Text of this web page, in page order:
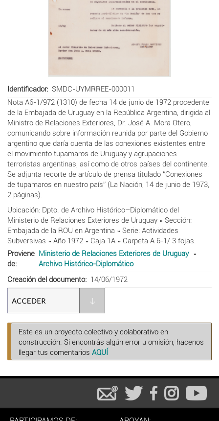
Identificador
SMDC-UYMRREE-000011
Nota A6-1/972 (1310) de fecha 14 de junio de 1972 procedente
de la Embajada de Uruguay en la República Argentina, dirigida al
Ministro de Relaciones Exteriores, Dr. José A. Mora Otero,
comunicando sobre información reunida por parte del Gobierno
argentino que daría cuenta de las conexiones existentes entre
el movimiento tupamaros de Uruguay y agrupaciones
terroristas argentinas, así como de otros países del continente.
Se adjunta recorte de artículo de prensa titulado “Conexiones
de tupamaros en nuestro país” (La Nación, 14 de junio de 1973,
2 páginas).
Ubicación: Dpto. de Archivo Histórico–Diplomático del
Ministerio de Relaciones Exteriores de Uruguay » Sección:
Embajada de la ROU en Argentina » Serie: Actividades
Subversivas » Año 1972 » Caja 1A » Carpeta A 6-1/ 3 fojas.
Proviene
de
Ministerio de Relaciones Exteriores de Uruguay
Archivo Histórico-Diplomático
Creación del documento
14/06/1972
Este es un proyecto colectivo y colaborativo en
construcción. Si encontrás algún error u omisión, hacenos
llegar tus comentarios AQUÍ